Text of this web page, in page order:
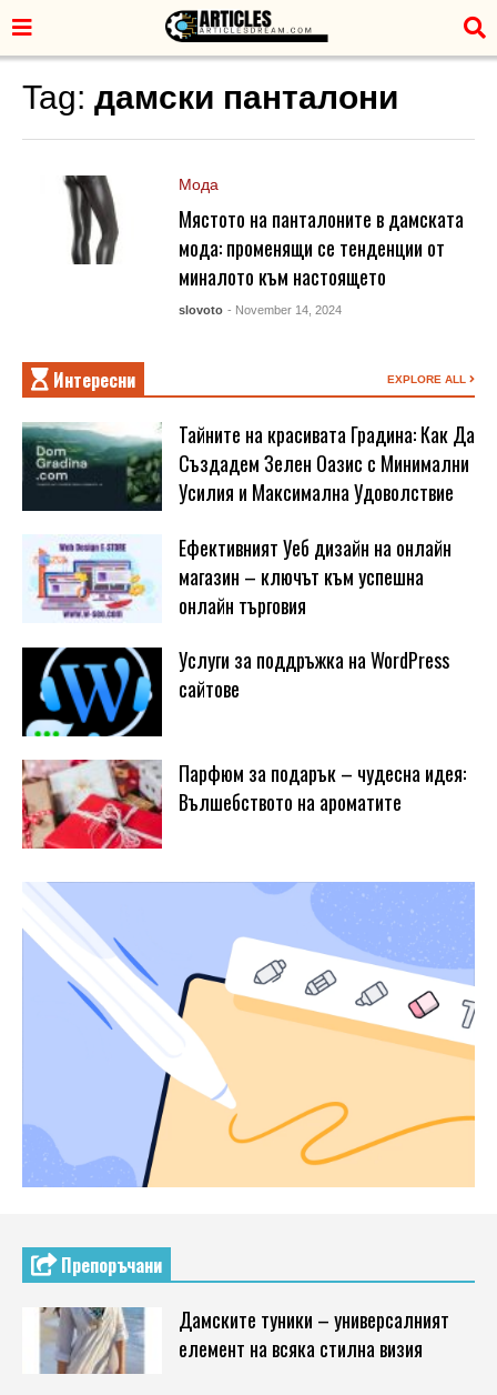
Tag: дамски панталони
Мода
Мястото на панталоните в дамската
мода: променящи се тенденции от
миналото към настоящето
slovoto - November 14, 2024
Интересни EXPLORE ALL
Тайните на красивата Градина: Как Да
Създадем Зелен Оазис с Минимални
Усилия и Максимална Удоволствие
Ефективният Уеб дизайн на онлайн
магазин – ключът към успешна
онлайн търговия
Услуги за поддръжка на WordPress
сайтове
Парфюм за подарък – чудесна идея:
Вълшебството на ароматите
Препоръчани
Дамските туники – универсалният
елемент на всяка стилна визия